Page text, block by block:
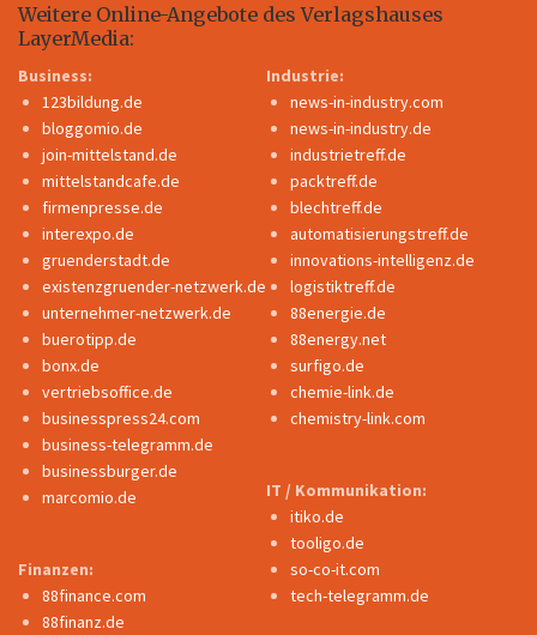
Weitere Online-Angebote des Verlagshauses
LayerMedia:
Business:
123bildung.de
bloggomio.de
join-mittelstand.de
mittelstandcafe.de
firmenpresse.de
interexpo.de
gruenderstadt.de
existenzgruender-netzwerk.de
unternehmer-netzwerk.de
buerotipp.de
bonx.de
vertriebsoffice.de
businesspress24.com
business-telegramm.de
businessburger.de
marcomio.de
Finanzen:
88finance.com
88finanz.de
Industrie:
news-in-industry.com
news-in-industry.de
industrietreff.de
packtreff.de
blechtreff.de
automatisierungstreff.de
innovations-intelligenz.de
logistiktreff.de
88energie.de
88energy.net
surfigo.de
chemie-link.de
chemistry-link.com
IT / Kommunikation:
itiko.de
tooligo.de
so-co-it.com
tech-telegramm.de